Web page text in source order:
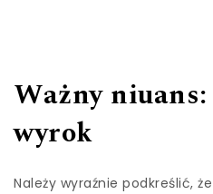
Ważny
wyrok
Należy wyraźnie podkreślić,